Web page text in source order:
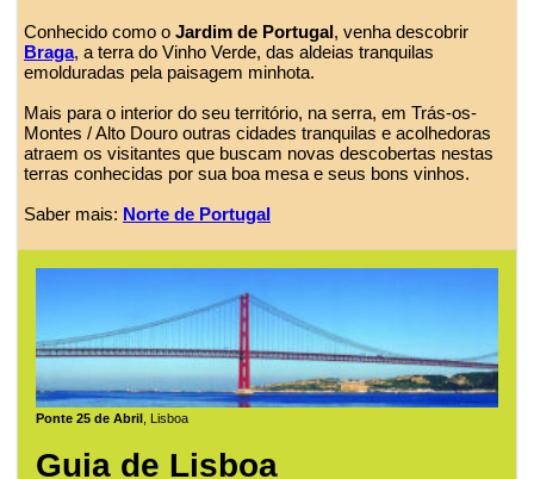
Conhecido como o Jardim de Portugal, venha descobrir
Braga, a terra do Vinho Verde, das aldeias tranquilas
emolduradas pela paisagem minhota.
Mais para o interior do seu território, na serra, em Trás-os-
Montes / Alto Douro outras cidades tranquilas e acolhedoras
atraem os visitantes que buscam novas descobertas nestas
terras conhecidas por sua boa mesa e seus bons vinhos.
Saber mais: Norte de Portugal
Ponte 25 de Abril , Lisboa
Guia de Lisboa